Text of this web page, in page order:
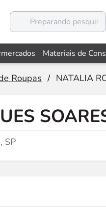
Materiais de
Roupas / NATALIA
SP